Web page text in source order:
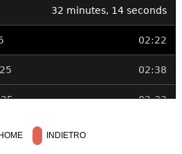
INDIETRO